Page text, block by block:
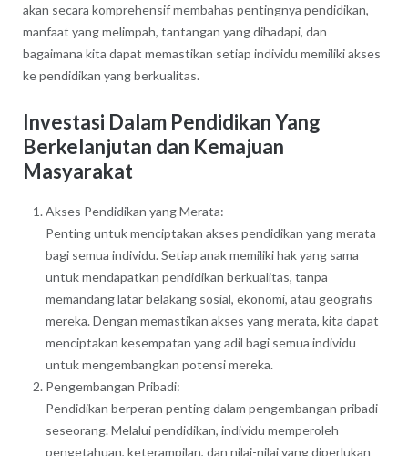
akan secara komprehensif membahas pentingnya pendidikan,
manfaat yang melimpah, tantangan yang dihadapi, dan
bagaimana kita dapat memastikan setiap individu memiliki akses
ke pendidikan yang berkualitas.
Investasi Dalam Pendidikan Yang
Berkelanjutan dan Kemajuan
Masyarakat
Akses Pendidikan yang Merata:
Penting untuk menciptakan akses pendidikan yang merata
bagi semua individu. Setiap anak memiliki hak yang sama
untuk mendapatkan pendidikan berkualitas, tanpa
memandang latar belakang sosial, ekonomi, atau geografis
mereka. Dengan memastikan akses yang merata, kita dapat
menciptakan kesempatan yang adil bagi semua individu
untuk mengembangkan potensi mereka.
Pengembangan Pribadi:
Pendidikan berperan penting dalam pengembangan pribadi
seseorang. Melalui pendidikan, individu memperoleh
pengetahuan, keterampilan, dan nilai-nilai yang diperlukan